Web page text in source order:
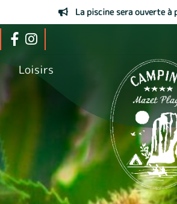
La piscine sera ouverte
Loisirs